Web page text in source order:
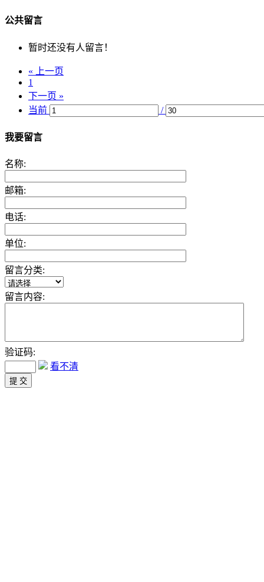
公共留言
暂时还没有人留言！
« 上一页
1
下一页 »
当前
/
我要留言
名称:
邮箱:
电话:
单位:
留言分类:
留言内容:
验证码:
看不清